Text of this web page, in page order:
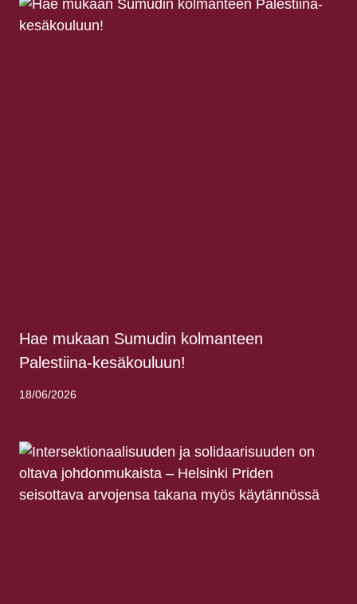
Hae mukaan Sumudin kolmanteen
Palestiina-kesäkouluun!
18/06/2026